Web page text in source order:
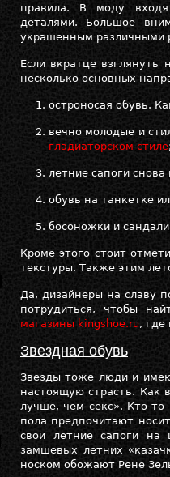
правила. В моду
деталями. Большое
украшенным различными
Если вкратце
несколько основных
остроносая обувь.
вечно молодые и
гладиаторском стиле
летние сапоги
обувь на танкетке
босоножки и
Кроме этого стоит
текстуры. Также этим
Да, дизайнеры на славу
потрудиться, чтобы
магазины kingshoe.ru, где
Звездная обувь
Звезды тоже люди и
настоящую страсть. Как
лучше, чем секс». Кто-
пола предпочитают
свои летние сапоги
замшевых летних
носком обожают Рене